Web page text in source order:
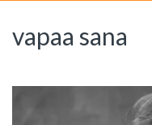
vapaa sana